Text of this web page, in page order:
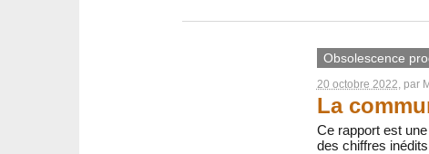
Obsolescence
20 octobre 2022 , par
La
Ce rapport est
des chiffres